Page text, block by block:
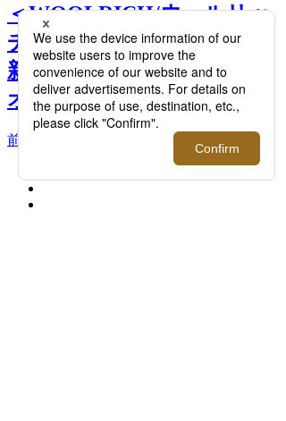
＜WOOLRICH/ウールリッ
チ＞最新入荷情報｜伊勢丹
新宿店メンズ館7階メンズ
オーセンティック >>
前へ